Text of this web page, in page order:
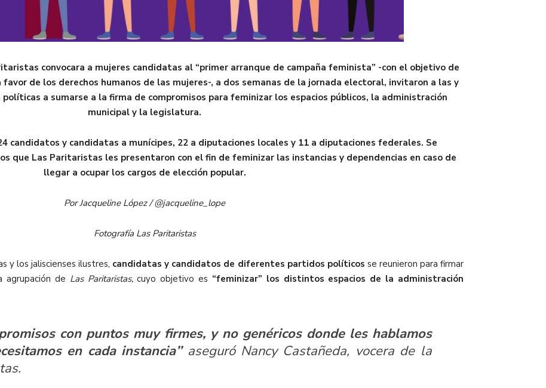
convocara a mujeres candidatas al “primer arranque de campaña feminista” -con el objetivo de
de los derechos humanos de las mujeres-, a dos semanas de la jornada electoral, invitaron a las y
a sumarse a la firma de compromisos para feminizar los espacios públicos, la administración
municipal y la legislatura.
candidatos y candidatas a munícipes, 22 a diputaciones locales y 11 a diputaciones federales. Se
que Las Paritaristas les presentaron con el fin de feminizar las instancias y dependencias en caso de
llegar a ocupar los cargos de elección popular.
Por Jacqueline López / @jacqueline_lope
Fotografía Las Paritaristas
y los jaliscienses ilustres, candidatas y candidatos de diferentes partidos políticos se reunieron para firmar
agrupación de Las Paritaristas,cuyo objetivo es “feminizar” los distintos espacios de la administración
con puntos muy firmes, y no genéricos donde les hablamos
en cada instancia’’aseguró Nancy Castañeda, vocera de la